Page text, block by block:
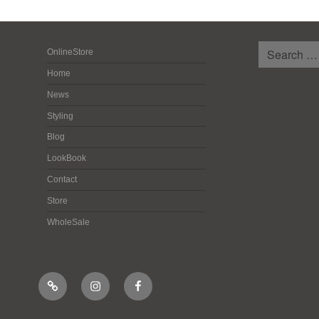
OnlineStore
Home
News
Styling
Blog
LookBook
Contact
Store
WholeSale
Online
Shop
InstagramFacebook